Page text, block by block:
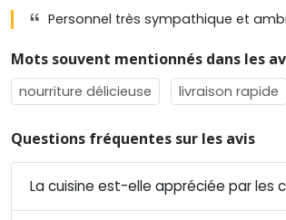
Personnel très sympathique et
Mots souvent mentionnés dans les
nourriture délicieuse livraison rapide
Questions fréquentes sur les avis
La cuisine est-elle appréciée par les